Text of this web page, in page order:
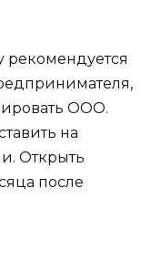
рекомендуется
ООО.
на
Открыть
после